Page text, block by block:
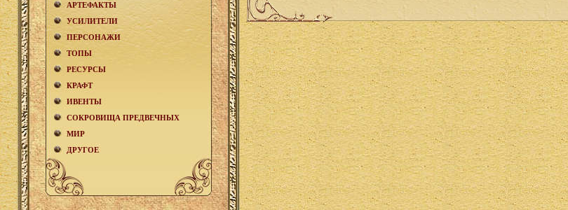
АРТЕФАКТЫ
УСИЛИТЕЛИ
ПЕРСОНАЖИ
ТОПЫ
РЕСУРСЫ
КРАФТ
ИВЕНТЫ
СОКРОВИЩА ПРЕДВЕЧНЫХ
МИР
ДРУГОЕ